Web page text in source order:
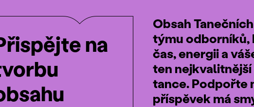
na
Obsah
týmu odborníků,
čas, energii a
ten
tance. Podpořte
příspěvek má